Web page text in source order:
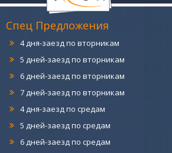
Спец Предложения
7 дней-заезд по понедельникам
4 дня-заезд по вторникам
5 дней-заезд по вторникам
6 дней-заезд по вторникам
7 дней-заезд по вторникам
4 дня-заезд по средам
5 дней-заезд по средам
6 дней-заезд по средам
7 дней-заезд по средам